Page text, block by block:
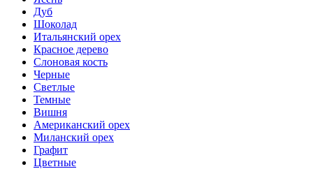
Дуб
Шоколад
Итальянский орех
Красное дерево
Слоновая кость
Черные
Светлые
Темные
Вишня
Американский орех
Миланский орех
Графит
Цветные